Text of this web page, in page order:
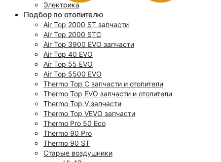
Электрика
Подбор по отопителю
Air Top 2000 ST запчасти
Air Top 2000 STC
Air Top 3900 EVO запчасти
Air Top 40 EVO
Air Top 55 EVO
Air Top 5500 EVO
Thermo Top C запчасти и отопители
Thermo Top EVO запчасти и отопители
Thermo Top V запчасти
Thermo Top VEVO запчасти
Thermo Pro 50 Eco
Thermo 90 Pro
Thermo 90 ST
Старые воздушники